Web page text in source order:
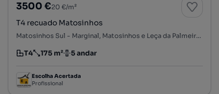
3500 €20 €/m²
T4 recuado Matosinhos
Matosinhos Sul - Marginal, Matosinhos e Leça da Palmeira, Matosinhos, Porto
Tipologia
T4
Preço por metro quadrado
175 m²
Andar 5 andar
Escolha Acertada
Profissional